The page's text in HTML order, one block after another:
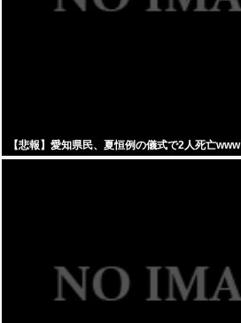
【悲報】愛知県民、夏恒例の儀式で2人死亡www